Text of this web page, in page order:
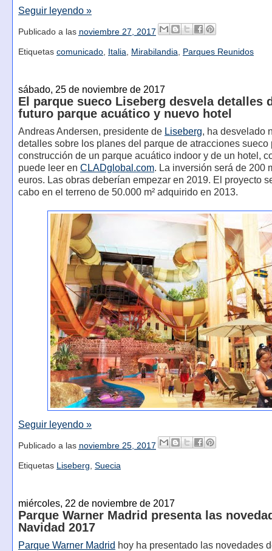
Seguir leyendo »
Publicado a las noviembre 27, 2017
Etiquetas comunicado, Italia Mirabilandia Parques Reunidos
sábado, 25 de noviembre de 2017
El parque sueco Liseberg desvela detalles
futuro parque acuático y nuevo hotel
Andreas Andersen, presidente de Liseberg, ha desvelado
detalles sobre los planes del parque de atracciones sueco
construcción de un parque acuático indoor y de un hotel,
puede leer en CLADglobal.com. La inversión será de 200
euros. Las obras deberían empezar en 2019. El proyecto
cabo en el terreno de 50.000 m² adquirido en 2013.
Seguir leyendo »
Publicado a las noviembre 25, 2017
Etiquetas Liseberg Suecia
miércoles, 22 de noviembre de 2017
Parque Warner Madrid presenta las
Navidad 2017
Parque Warner Madrid hoy ha presentado las novedades